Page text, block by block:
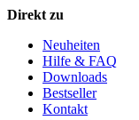
Direkt zu
Neuheiten
Hilfe & FAQ
Downloads
Bestseller
Kontakt